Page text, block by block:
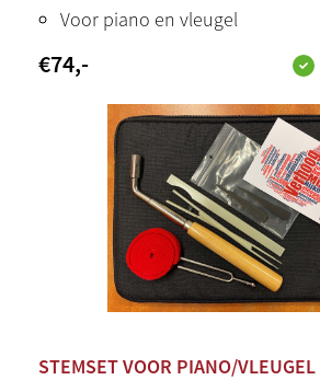
Voor piano en vleugel
€74,-
STEMSET VOOR PIANO/VLEUGEL